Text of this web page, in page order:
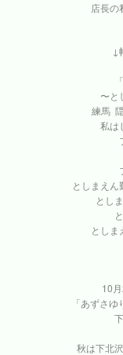
店長の
↓
〜と
練馬
私は
としまえん
とし
としま
10
「あずさ
秋は下北